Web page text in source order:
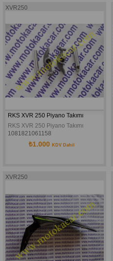
XVR250
RKS XVR 250 Piyano Takımı
RKS XVR 250 Piyano Takımı
1081821061158
₺1.000 KDV Dahil
XVR250